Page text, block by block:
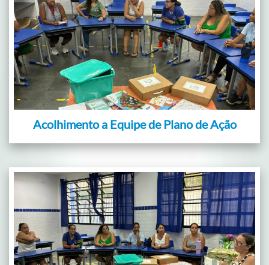
Acolhimento a Equipe de Plano de Ação